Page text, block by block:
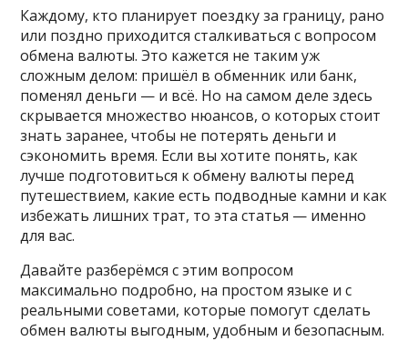
Каждому, кто планирует поездку за границу, рано
или поздно приходится сталкиваться с вопросом
обмена валюты. Это кажется не таким уж
сложным делом: пришёл в обменник или банк,
поменял деньги — и всё. Но на самом деле здесь
скрывается множество нюансов, о которых стоит
знать заранее, чтобы не потерять деньги и
сэкономить время. Если вы хотите понять, как
лучше подготовиться к обмену валюты перед
путешествием, какие есть подводные камни и как
избежать лишних трат, то эта статья — именно
для вас.
Давайте разберёмся с этим вопросом
максимально подробно, на простом языке и с
реальными советами, которые помогут сделать
обмен валюты выгодным, удобным и безопасным.